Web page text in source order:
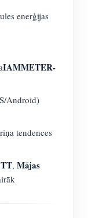
enerģijas
IAMMETER-
Android)
tendences
, Mājas